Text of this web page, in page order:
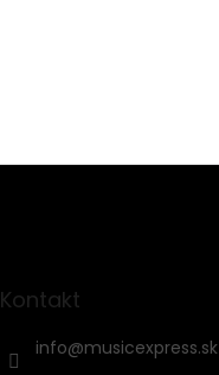
Kontakt
info@musicexpress.sk